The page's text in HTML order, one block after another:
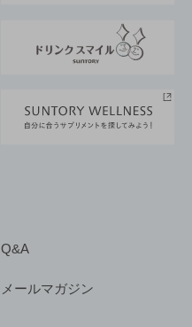
Q&A
メールマガジン